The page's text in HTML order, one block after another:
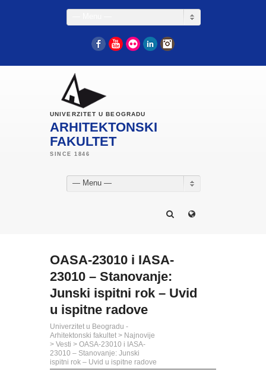
FacebookYouTube
Flickr LinkedIn
UNIVERZITET U BEOGRADU
ARHITEKTONSKI
FAKULTET
— Menu —
OASA-23010 i IASA-
23010 – Stanovanje:
Junski ispitni rok – Uvid
u ispitne radove
Univerzitet u Beogradu -
Arhitektonski fakultet > Najnovije
> Vesti > OASA-23010 i IASA-
23010 – Stanovanje: Junski
ispitni rok – Uvid u ispitne radove